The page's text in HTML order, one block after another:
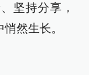
坚持分享，
然生长。